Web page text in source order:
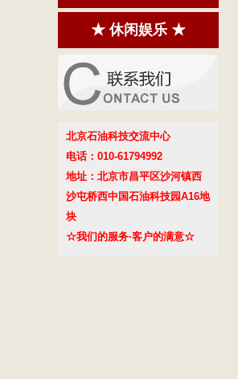
★ 休闲娱乐 ★
北京石油科技交流中心
电话：010-61794992
地址：北京市昌平区沙河镇西
沙屯桥西中国石油科技园A16地
块
☆我们的服务·客户的满意☆